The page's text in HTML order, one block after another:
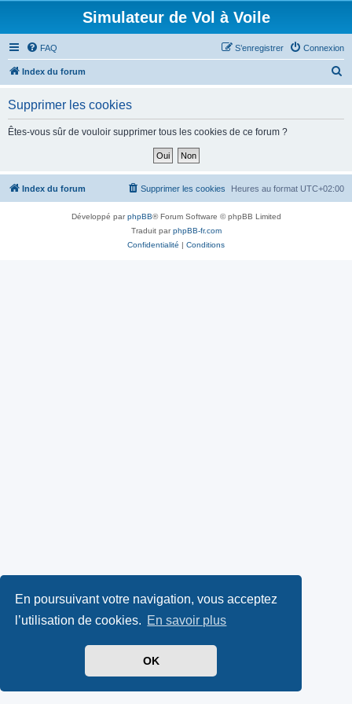
En poursuivant votre navigation, vous acceptez
l’utilisation de cookies. En savoir plus
OK
Simulateur de Vol à Voile
FAQ Connexion
S’enregistrer
Index du forum
h
Supprimer les cookies
Êtes-vous sûr de vouloir supprimer tous les cookies de ce forum ?
Index du forum Heures au format UTC+02:00
Supprimer les cookies
Développé parphpBB® Forum Software © phpBB Limited
Traduit parphpBB-fr.com
Confidentialité | Conditions